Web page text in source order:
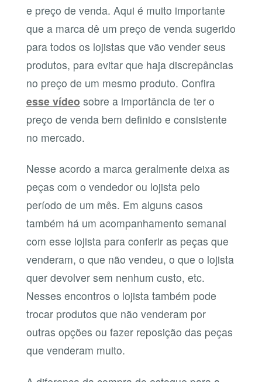
e preço de venda. Aqui é muito importante
que a marca dê um preço de venda sugerido
para todos os lojistas que vão vender seus
produtos, para evitar que haja discrepâncias
no preço de um mesmo produto. Confira
esse vídeo sobre a importância de ter o
preço de venda bem definido e consistente
no mercado.
Nesse acordo a marca geralmente deixa as
peças com o vendedor ou lojista pelo
período de um mês. Em alguns casos
também há um acompanhamento semanal
com esse lojista para conferir as peças que
venderam, o que não vendeu, o que o lojista
quer devolver sem nenhum custo, etc.
Nesses encontros o lojista também pode
trocar produtos que não venderam por
outras opções ou fazer reposição das peças
que venderam muito.